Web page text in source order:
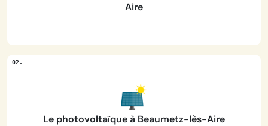
Aire
Le photovoltaïque à Beaumetz-lès-Aire